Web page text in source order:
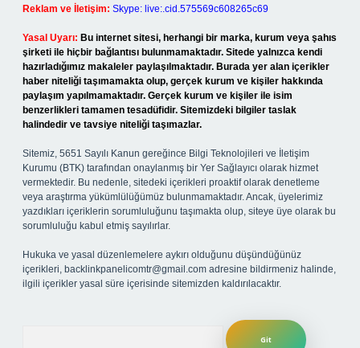
Reklam ve İletişim: Skype: live:.cid.575569c608265c69
Yasal Uyarı: Bu internet sitesi, herhangi bir marka, kurum veya şahıs
şirketi ile hiçbir bağlantısı bulunmamaktadır. Sitede yalnızca kendi
hazırladığımız makaleler paylaşılmaktadır. Burada yer alan içerikler
haber niteliği taşımamakta olup, gerçek kurum ve kişiler hakkında
paylaşım yapılmamaktadır. Gerçek kurum ve kişiler ile isim
benzerlikleri tamamen tesadüfidir. Sitemizdeki bilgiler taslak
halindedir ve tavsiye niteliği taşımazlar.
Sitemiz, 5651 Sayılı Kanun gereğince Bilgi Teknolojileri ve İletişim
Kurumu (BTK) tarafından onaylanmış bir Yer Sağlayıcı olarak hizmet
vermektedir. Bu nedenle, sitedeki içerikleri proaktif olarak denetleme
veya araştırma yükümlülüğümüz bulunmamaktadır. Ancak, üyelerimiz
yazdıkları içeriklerin sorumluluğunu taşımakta olup, siteye üye olarak bu
sorumluluğu kabul etmiş sayılırlar.
Hukuka ve yasal düzenlemelere aykırı olduğunu düşündüğünüz
içerikleri, backlinkpanelicomtr@gmail.com adresine bildirmeniz halinde,
ilgili içerikler yasal süre içerisinde sitemizden kaldırılacaktır.